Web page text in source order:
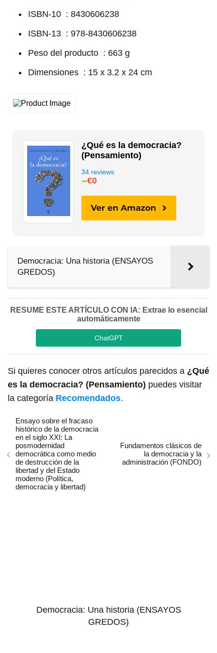
ISBN-10 ‏ ‎: 8430606238
ISBN-13 ‏ ‎: 978-8430606238
Peso del producto ‏ ‎: 663 g
Dimensiones ‏ ‎: 15 x 3.2 x 24 cm
¿Qué es la democracia?
(Pensamiento)
34 reviews
∼€0
Democracia: Una historia (ENSAYOS
GREDOS)
RESUME ESTE ARTÍCULO CON IA: Extrae lo esencial
automáticamente
ChatGPT
Si quieres conocer otros artículos parecidos a ¿Qué
es la democracia? (Pensamiento) puedes visitar
la categoría Recomendados.
Ensayo sobre el fracaso
histórico de la democracia
en el siglo XXI: La
posmodernidad
democrática como medio
de destrucción de la
libertad y del Estado
moderno (Política,
democracia y libertad)
Fundamentos clásicos de
la democracia y la
administración (FONDO)
Democracia: Una historia (ENSAYOS
GREDOS)